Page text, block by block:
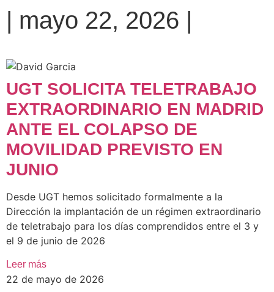
| mayo 22, 2026 |
UGT SOLICITA TELETRABAJO
EXTRAORDINARIO EN MADRID
ANTE EL COLAPSO DE
MOVILIDAD PREVISTO EN
JUNIO
Desde UGT hemos solicitado formalmente a la
Dirección la implantación de un régimen extraordinario
de teletrabajo para los días comprendidos entre el 3 y
el 9 de junio de 2026
Leer más
22 de mayo de 2026